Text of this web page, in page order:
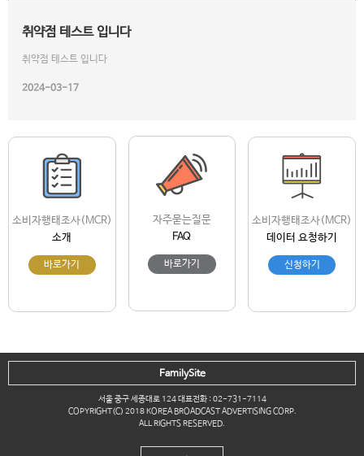
취약점 테스트 입니다
취약점 테스트 입니다
2024-03-17
소비자행태조사(MCR)
소개
바로가기
자주묻는질문
FAQ
바로가기
소비자행태조사(MCR)
데이터 요청하기
신청하기
서울 중구 세종대로 124 대표전화 : 02-731-7114
COPYRIGHT(C) 2018 KOREA BROADCAST ADVERTISING CORP.
ALL RIGHTS RESERVED.
FamilySite